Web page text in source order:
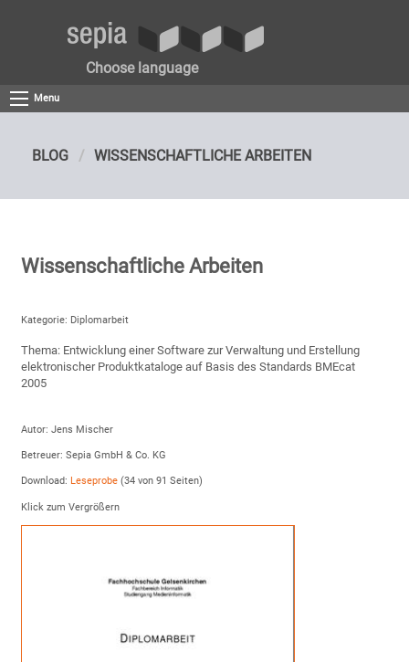
Choose language
Menu
BLOG WISSENSCHAFTLICHE ARBEITEN
Wissenschaftliche Arbeiten
Kategorie: Diplomarbeit
Thema: Entwicklung einer Software zur Verwaltung und Erstellung
elektronischer Produktkataloge auf Basis des Standards BMEcat
2005
Autor: Jens Mischer
Betreuer: Sepia GmbH & Co. KG
Download: Leseprobe (34 von 91 Seiten)
Klick zum Vergrößern